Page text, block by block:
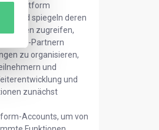
der Plattform
und spiegeln deren
zugreifen,
Partnern
zu organisieren,
und
und
zunächst
Accounts, um von